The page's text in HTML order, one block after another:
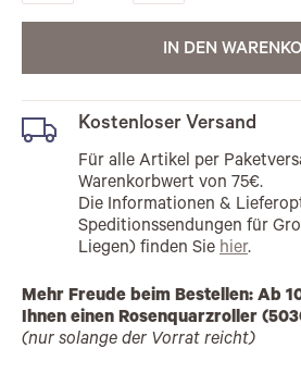
IN DEN
Kostenloser Versand
Für alle Artikel per
Warenkorbwert von 75€.
Die Informationen &
Speditionssendungen für
Liegen) finden Sie hier.
Mehr Freude beim Bestellen: Ab
Ihnen einen Rosenquarzroller
(nur solange der Vorrat reicht)